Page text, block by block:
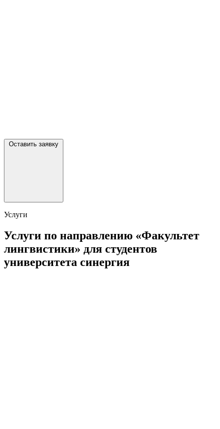
Оставить заявку
Услуги
Услуги по направлению «Факультет
лингвистики» для студентов
университета синергия